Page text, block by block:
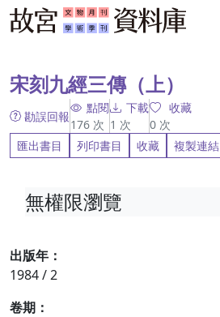
宋刻九經三傳（上）
勘誤回報
點閱
176 次
下載
1 次
收藏
0 次
匯出書目
列印書目 收藏 複製連結
出版年：
1984 / 2
卷期：
無權限瀏覽